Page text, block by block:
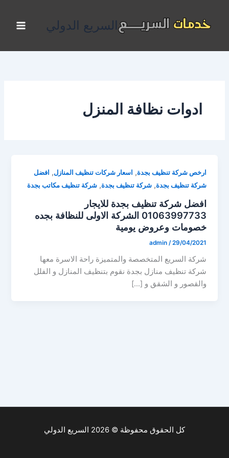
المحتوى
السريع الدولي
ادوات نظافة المنزل
ارخص شركة تنظيف بجدة, اسعار شركات تنظيف المنازل, افضل
شركة تنظيف بجدة,شركة تنظيف بجدة,شركة تنظيف مكاتب بجدة
افضل شركة تنظيف بجدة للايجار
01063997733 الشركة الاولى للنظافة بجده
خصومات وعروض يومية
admin /29/04/2021
شركة السريع المتخصصة والمتميزة راحة الاسرة معها
شركة تنظيف منازل بجدة نقوم بتنظيف المنازل و الفلل
والقصور و الشقق و […]
كل الحقوق محفوظة © 2026 السريع الدولي